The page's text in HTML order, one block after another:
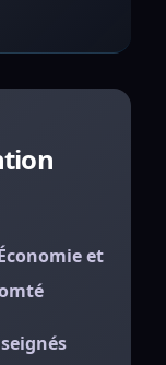
et